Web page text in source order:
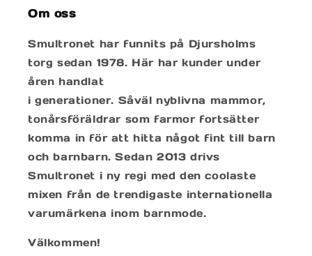
Om oss
Smultronet har funnits på Djursholms
torg sedan 1978. Här har kunder under
åren handlat
i generationer. Såväl nyblivna mammor,
tonårsföräldrar som farmor fortsätter
komma in för att hitta något fint till barn
och barnbarn. Sedan 2013 drivs
Smultronet i ny regi med den coolaste
mixen från de trendigaste internationella
varumärkena inom barnmode.
Välkommen!